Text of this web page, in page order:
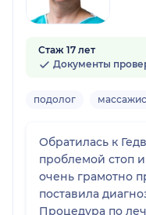
Стаж 17 лет
Документы
подолог
Обратилась к
проблемой стоп
очень грамотно
поставила
Процедура по